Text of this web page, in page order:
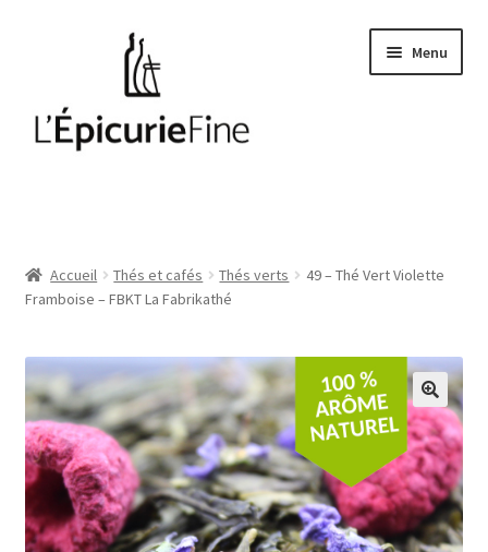
navigation
Menu
Huiles et vinaigres
Cave
Soft drinks
Thés et cafés
Le sucré
Accueil Thés et cafés Thés verts
49 – Thé Vert Violette
Framboise – FBKT La Fabrikathé